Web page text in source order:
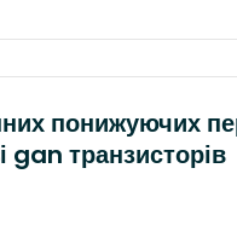
понижуючих
транзисторів